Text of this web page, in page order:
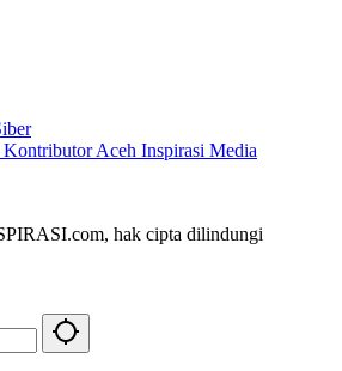
Kontributor Aceh Inspirasi Media
hak cipta dilindungi